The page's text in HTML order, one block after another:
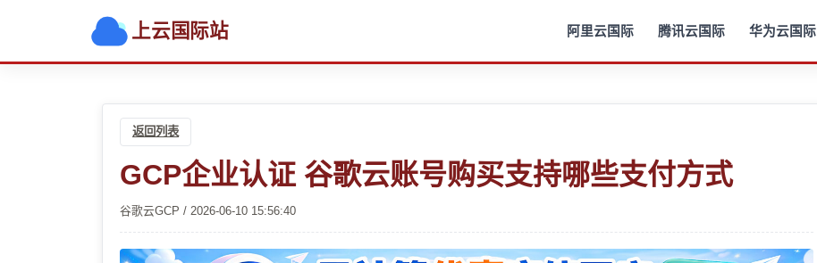
上云国际站 阿里云国际 腾讯云国际 华为云国际
返回列表
GCP企业认证 谷歌云账号购买支持哪些支付方式
谷歌云GCP / 2026-06-10 15:56:40